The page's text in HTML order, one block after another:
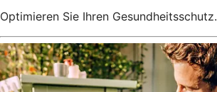
Optimieren Sie Ihren Gesundheitsschutz.